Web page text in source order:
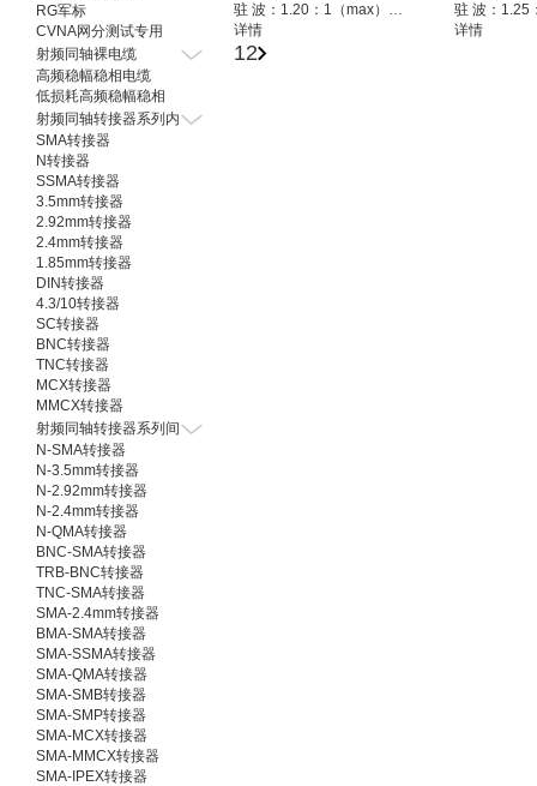
RG军标
CVNA网分测试专用
射频同轴裸电缆
高频稳幅稳相电缆
低损耗高频稳幅稳相
射频同轴转接器系列内
SMA转接器
N转接器
SSMA转接器
3.5mm转接器
2.92mm转接器
2.4mm转接器
1.85mm转接器
DIN转接器
4.3/10转接器
SC转接器
BNC转接器
TNC转接器
MCX转接器
MMCX转接器
射频同轴转接器系列间
N-SMA转接器
N-3.5mm转接器
N-2.92mm转接器
N-2.4mm转接器
N-QMA转接器
BNC-SMA转接器
TRB-BNC转接器
TNC-SMA转接器
SMA-2.4mm转接器
BMA-SMA转接器
SMA-SSMA转接器
SMA-QMA转接器
SMA-SMB转接器
SMA-SMP转接器
SMA-MCX转接器
SMA-MMCX转接器
SMA-IPEX转接器
驻 波：1.20：1（max）
阻 抗：50Ω
工作温度：-55℃~+125℃
详情
驻 波：1.25
阻 抗：50Ω
详情
12